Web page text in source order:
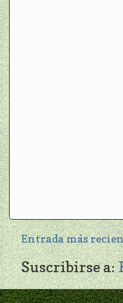
Entrada más
Suscribirse a: